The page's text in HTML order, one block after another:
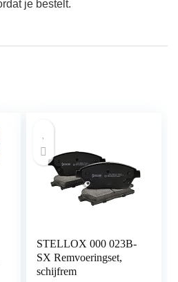
je bestelt.
STELLOX 000 023B-
SX Remvoeringset,
schijfrem